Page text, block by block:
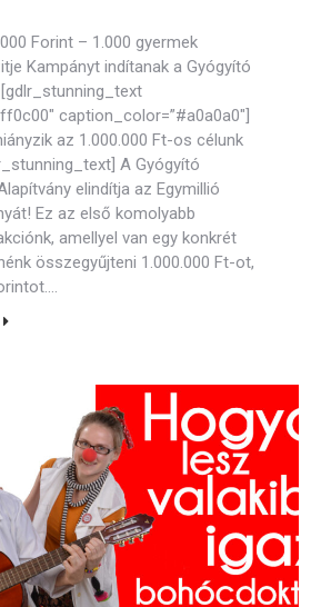
Forint – 1.000 gyermek
Kampányt indítanak a Gyógyító
caption_color=”#a0a0a0″]
az 1.000.000 Ft-os célunk
A Gyógyító
elindítja az Egymillió
Ez az első komolyabb
amellyel van egy konkrét
összegyűjteni 1.000.000 Ft-ot,